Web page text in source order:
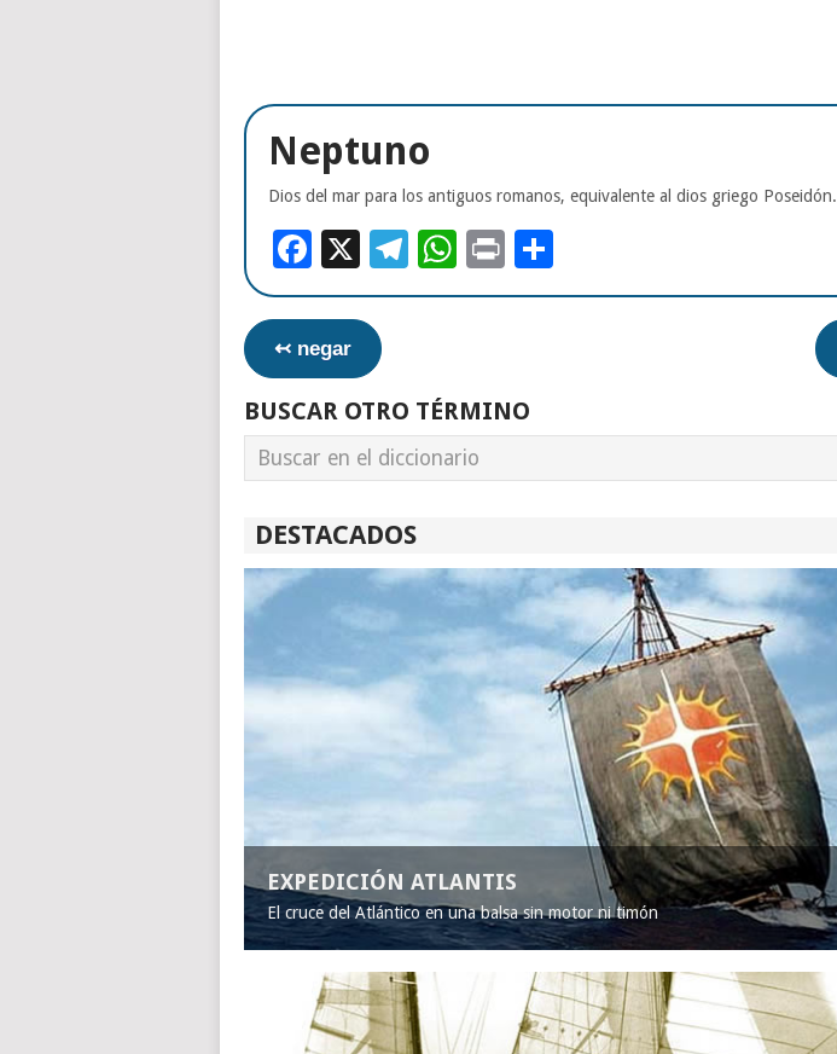
Neptuno
Dios del mar para los antiguos romanos, equivalente al dios griego Poseidón.
Facebook
X Telegram
WhatsApp
PrintCompartir
↢ negar
BUSCAR OTRO TÉRMINO
DESTACADOS
EXPEDICIÓN ATLANTIS
El cruce del Atlántico en una balsa sin motor ni timón